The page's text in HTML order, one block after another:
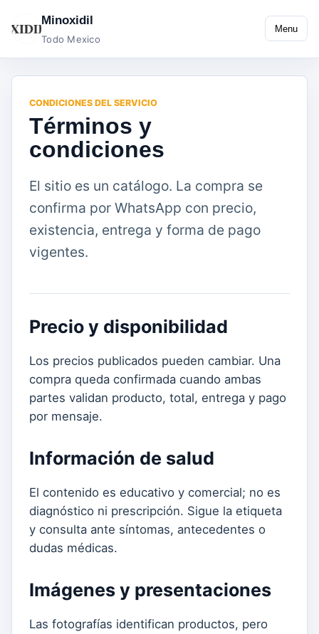
Minoxidil
Todo Mexico
Menu
CONDICIONES DEL SERVICIO
Términos y
condiciones
El sitio es un catálogo. La compra se
confirma por WhatsApp con precio,
existencia, entrega y forma de pago
vigentes.
Precio y disponibilidad
Los precios publicados pueden cambiar. Una
compra queda confirmada cuando ambas
partes validan producto, total, entrega y pago
por mensaje.
Información de salud
El contenido es educativo y comercial; no es
diagnóstico ni prescripción. Sigue la etiqueta
y consulta ante síntomas, antecedentes o
dudas médicas.
Imágenes y presentaciones
Las fotografías identifican productos, pero